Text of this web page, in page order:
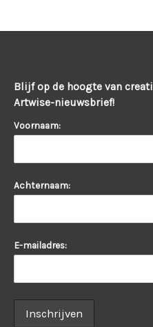
Blijf op de hoogte van
Artwise-nieuwsbrief!
Voornaam:
Achternaam:
E-mailadres: